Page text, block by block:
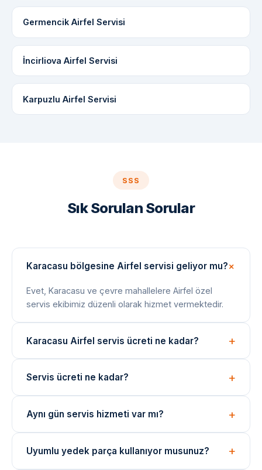
Germencik Airfel Servisi
İncirliova Airfel Servisi
Karpuzlu Airfel Servisi
SSS
Sık Sorulan Sorular
Karacasu bölgesine Airfel servisi geliyor mu?
Evet, Karacasu ve çevre mahallelere Airfel özel
servis ekibimiz düzenli olarak hizmet vermektedir.
Karacasu Airfel servis ücreti ne kadar?
göre değişir; işlem öncesi net fiyat bilgisi paylaşılır.
Servis ücreti ne kadar?
ve değişen parçaya göre belirlenir. İşlem öncesi fiyat
Aynı gün servis hizmeti var mı?
ekibimizi yönlendirebiliyoruz. Acil durumlar için çağrı
Uyumlu yedek parça kullanıyor musunuz?